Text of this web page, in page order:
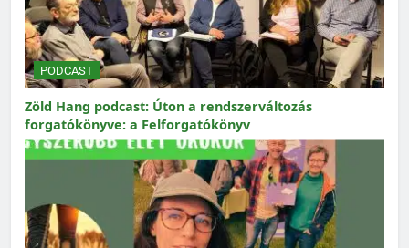
PODCAST
Zöld Hang podcast: Úton a rendszerváltozás
forgatókönyve: a Felforgatókönyv